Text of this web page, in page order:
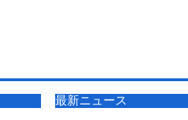
最新ニュース